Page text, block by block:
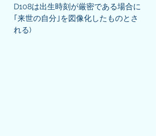
D108は出生時刻が厳密である場合に
｢来世の自分｣を図像化したものとさ
れる)